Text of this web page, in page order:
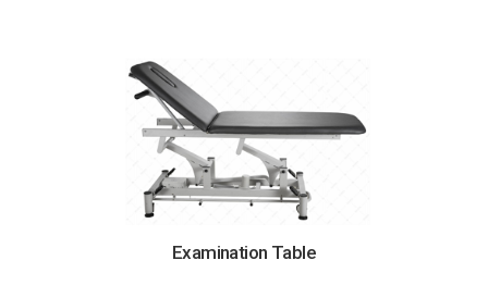
Examination Table